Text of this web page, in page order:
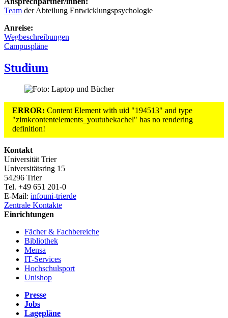
Team der Abteilung Entwicklungspsychologie
Anreise:
Wegbeschreibungen
Campuspläne
Studium
ERROR: Content Element with uid "194513" and type
"zimkcontentelements_youtubekachel" has no rendering
definition!
Kontakt
Universität Trier
Universitätsring 15
54296 Trier
Tel. +49 651 201-0
E-Mail: infouni-trierde
Zentrale Kontakte
Einrichtungen
Fächer & Fachbereiche
Bibliothek
Mensa
IT-Services
Hochschulsport
Unishop
Presse
Jobs
Lagepläne